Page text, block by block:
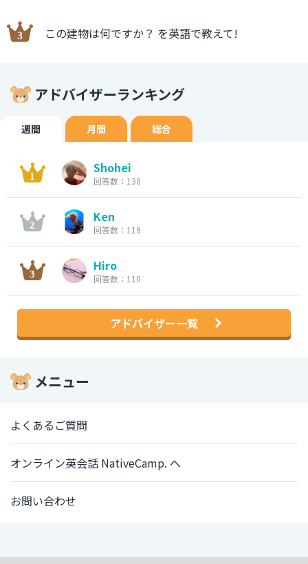
この建物は何ですか？ を英語で教えて!
アドバイザーランキング
週間 月間 総合
Shohei
回答数：138
Ken
回答数：119
Hiro
回答数：110
アドバイザー一覧
メニュー
よくあるご質問
オンライン英会話 NativeCamp. へ
お問い合わせ